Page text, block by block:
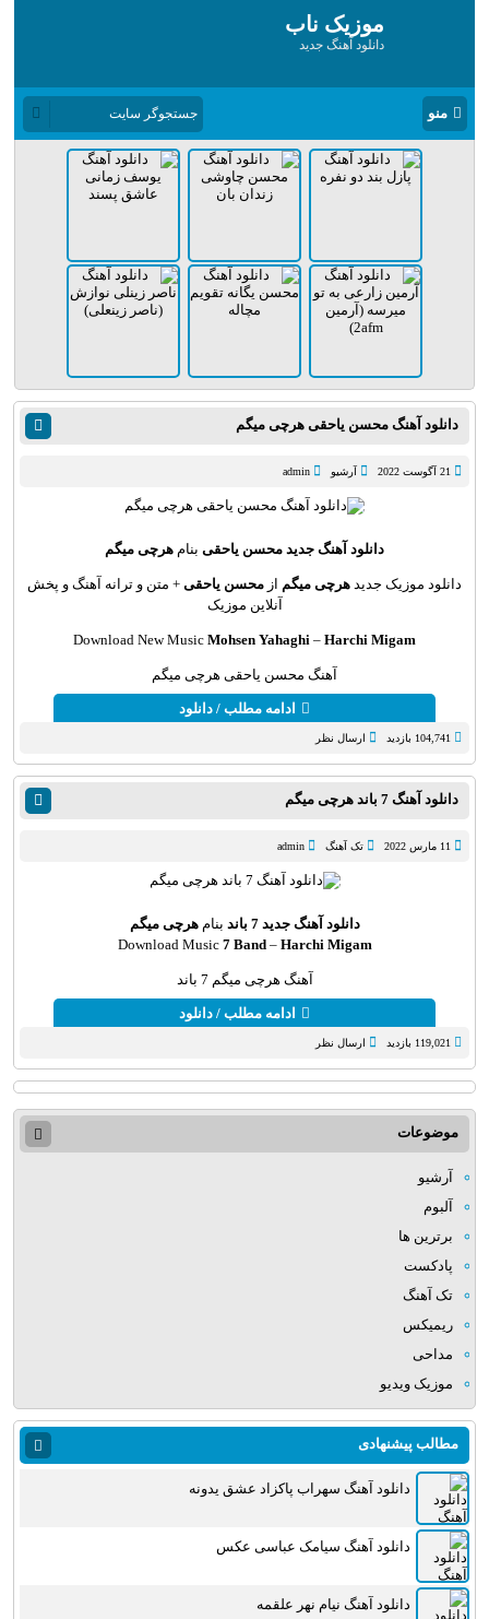
موزیک ناب
دانلود آهنگ جدید
منو
دانلود آهنگ محسن یاحقی هرچی میگم
21 آگوست 2022 آرشیو admin
دانلود آهنگ جديد محسن یاحقی بنام هرچی میگم
دانلود موزیک جديد هرچی میگم از محسن یاحقی + متن و ترانه آهنگ و پخش
آنلاين موزيک
Download New Music Mohsen Yahaghi – Harchi Migam
آهنگ محسن یاحقی هرچی میگم
ادامه مطلب / دانلود
104,741 بازدید ارسال نظر
دانلود آهنگ 7 باند هرچی میگم
11 مارس 2022 تک آهنگ admin
دانلود آهنگ جدید 7 باند بنامهرچی میگم
Download Music 7 Band– Harchi Migam
آهنگ هرچی میگم 7 باند
ادامه مطلب / دانلود
119,021 بازدید ارسال نظر
موضوعات
آرشیو
آلبوم
برترین ها
پادکست
تک آهنگ
ریمیکس
مداحی
موزیک ویدیو
مطالب پیشنهادی
دانلود آهنگ سهراب پاکزاد عشق یدونه
دانلود آهنگ سیامک عباسی عکس
دانلود آهنگ نیام نهر علقمه